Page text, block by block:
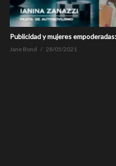
Publicidad y mujeres
Jane Bond 28/05/2021